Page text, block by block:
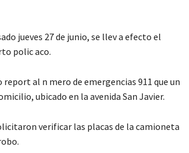
jueves 27 de junio, se llev a efecto el
polic aco.
al n mero de emergencias 911 que un
ubicado en la avenida San Javier.
verificar las placas de la camioneta